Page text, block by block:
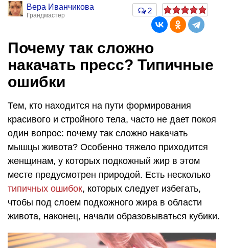
Вера Иванчикова
Грандмастер
2
Почему так сложно
накачать пресс? Типичные
ошибки
Тем, кто находится на пути формирования
красивого и стройного тела, часто не дает покоя
один вопрос: почему так сложно накачать
мышцы живота? Особенно тяжело приходится
женщинам, у которых подкожный жир в этом
месте предусмотрен природой. Есть несколько
типичных ошибок, которых следует избегать,
чтобы под слоем подкожного жира в области
живота, наконец, начали образовываться кубики.